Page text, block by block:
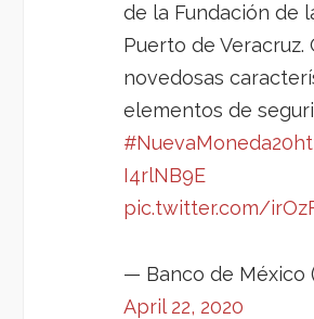
de la Fundación de
Puerto de Veracruz.
novedosas
elementos de
#NuevaMoneda20
I4rlNB9E
pic.twitter.com/
— Banco de México
April 22, 2020